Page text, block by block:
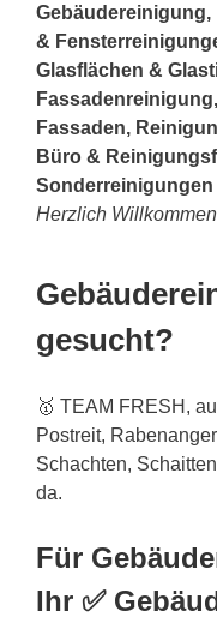
&
Glasflächen &
Fassaden,
Büro &
Herzlich
gesucht?
🥇 TEAM FRESH,
Postreit,
Schachten,
da.
Für
Ihr ✅